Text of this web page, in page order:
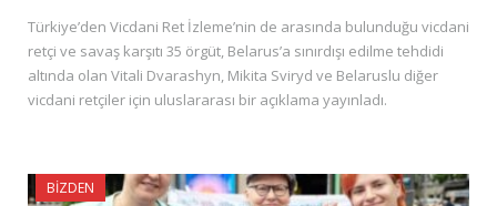
Türkiye’den Vicdani Ret İzleme’nin de arasında bulunduğu vicdani
retçi ve savaş karşıtı 35 örgüt, Belarus’a sınırdışı edilme tehdidi
altında olan Vitali Dvarashyn, Mikita Sviryd ve Belaruslu diğer
vicdani retçiler için uluslararası bir açıklama yayınladı.
BIZDEN